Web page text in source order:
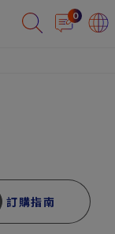
0
訂購指南